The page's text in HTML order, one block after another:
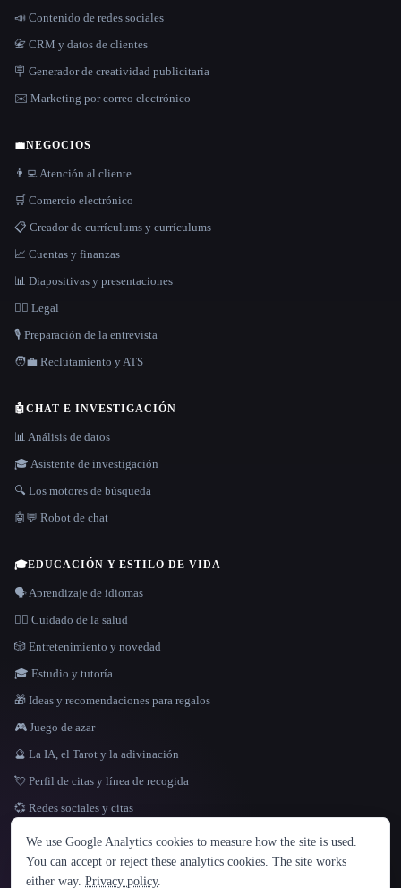
IDIOMA
English español Français Русский 简体中文
Hindi
📣 Contenido de redes sociales
📇 CRM y datos de clientes
🪧 Generador de creatividad publicitaria
✉️ Marketing por correo electrónico
💼NEGOCIOS
👨‍💻 Atención al cliente
🛒 Comercio electrónico
📋 Creador de currículums y currículums
📈 Cuentas y finanzas
📊 Diapositivas y presentaciones
👩‍⚖️ Legal
🎙️ Preparación de la entrevista
🧑‍💼 Reclutamiento y ATS
🤖CHAT E INVESTIGACIÓN
📊 Análisis de datos
🎓 Asistente de investigación
🔍 Los motores de búsqueda
🤖💬 Robot de chat
🎓EDUCACIÓN Y ESTILO DE VIDA
🗣️ Aprendizaje de idiomas
👩‍⚕️ Cuidado de la salud
🎲 Entretenimiento y novedad
🎓 Estudio y tutoría
🎁 Ideas y recomendaciones para regalos
🎮 Juego de azar
🔮 La IA, el Tarot y la adivinación
💘 Perfil de citas y línea de recogida
💞 Redes sociales y citas
© 2026 That AI Collection. Todos los derechos reservados.
We use Google Analytics cookies to measure how the site is used.
You can accept or reject these analytics cookies. The site works
either way. Privacy policy.